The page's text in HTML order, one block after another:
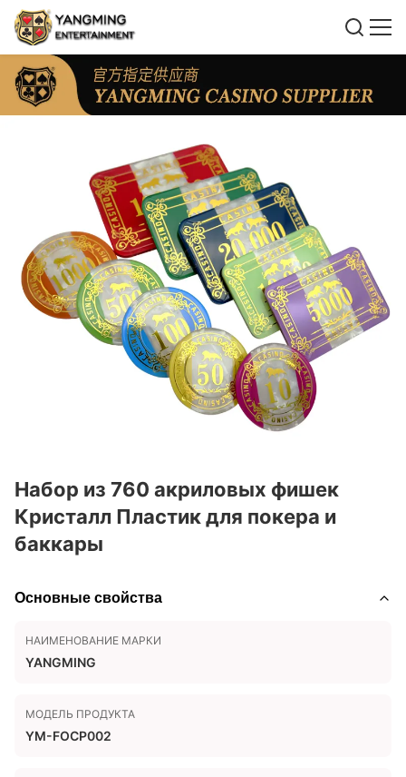
Набор из 760 акриловых фишек
Кристалл Пластик для покера и
баккары
Основные свойства
НАИМЕНОВАНИЕ МАРКИ
YANGMING
МОДЕЛЬ ПРОДУКТА
YM-FOCP002